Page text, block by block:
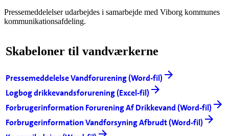
Pressemeddelelser udarbejdes i samarbejde med Viborg kommunes
kommunikationsafdeling.
Skabeloner til vandværkerne
Pressemeddelelse Vandforurening (Word-fil)
Logbog drikkevandsforurening (Excel-fil)
Forbrugerinformation Forurening Af Drikkevand (Word-fil)
Forbrugerinformation Vandforsyning Afbrudt (Word-fil)